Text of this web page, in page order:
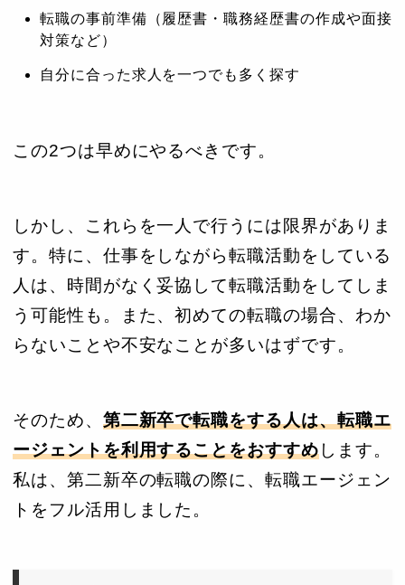
転職の事前準備（履歴書・職務経歴書の作成や面接
対策など）
自分に合った求人を一つでも多く探す
この2つは早めにやるべきです。
しかし、これらを一人で行うには限界がありま
す。特に、仕事をしながら転職活動をしている
人は、時間がなく妥協して転職活動をしてしま
う可能性も。また、初めての転職の場合、わか
らないことや不安なことが多いはずです。
そのため、 第二新卒で転職をする人は、転職エ
ージェントを利用することをおすすめします。
私は、第二新卒の転職の際に、転職エージェン
トをフル活用しました。